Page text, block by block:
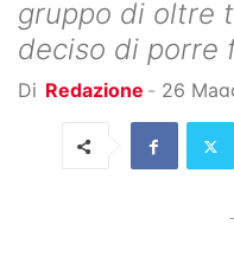
gruppo di oltre
deciso di porre
Di Redazione - 26